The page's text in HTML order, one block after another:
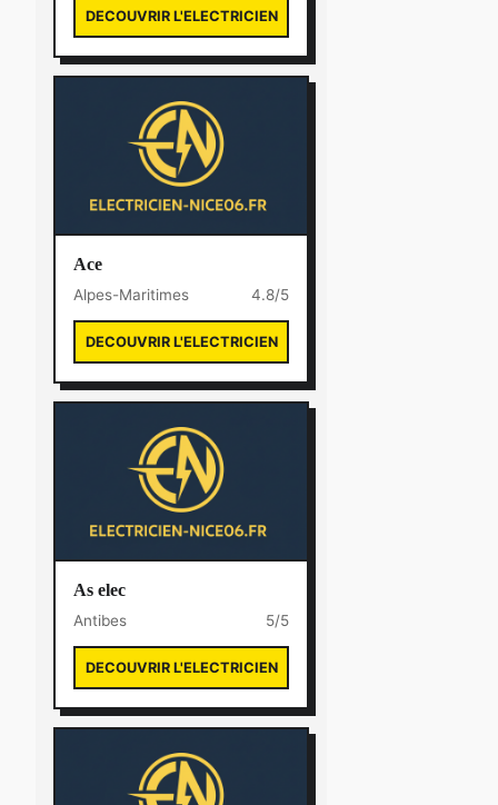
DECOUVRIR L'ELECTRICIEN
Ace
Alpes-Maritimes 4.8/5
DECOUVRIR L'ELECTRICIEN
As elec
Antibes 5/5
DECOUVRIR L'ELECTRICIEN